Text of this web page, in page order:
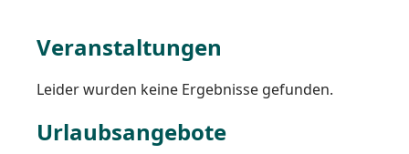
Veranstaltungen
Leider wurden keine Ergebnisse gefunden.
Urlaubsangebote